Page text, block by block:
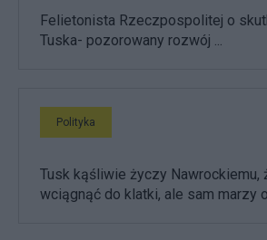
Felietonista Rzeczpospolitej o
Tuska- pozorowany rozwój ...
Polityka
Tusk kąśliwie życzy Nawrockiemu,
wciągnąć do klatki, ale sam marzy